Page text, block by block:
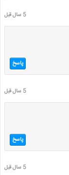
5 سال قبل
پاسخ
5 سال قبل
پاسخ
5 سال قبل